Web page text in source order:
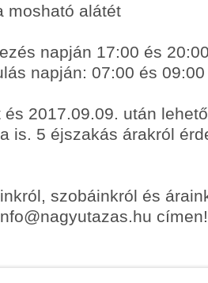
mosható alátét
napján 17:00 és
napján: 07:00 és
és 2017.09.09. után
is. 5 éjszakás árakról
szobáinkról és
címen!